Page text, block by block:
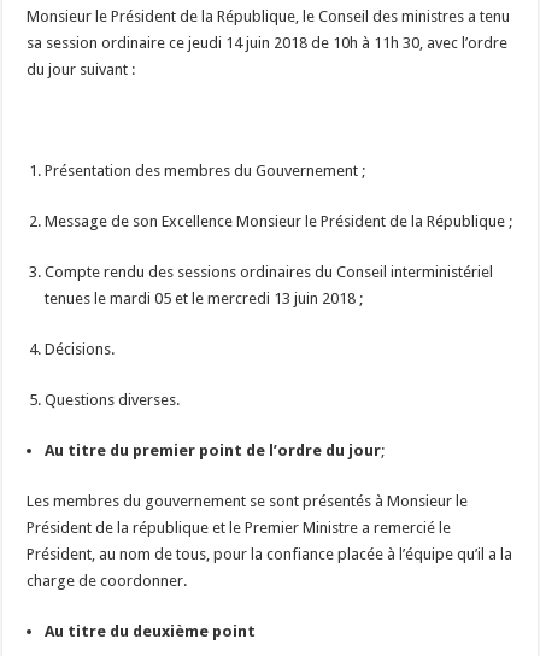
Monsieur le Président de la République, le Conseil des ministres a tenu
sa session ordinaire ce jeudi 14 juin 2018 de 10h à 11h 30, avec l’ordre
du jour suivant :
Présentation des membres du Gouvernement ;
Message de son Excellence Monsieur le Président de la République ;
Compte rendu des sessions ordinaires du Conseil interministériel
tenues le mardi 05 et le mercredi 13 juin 2018 ;
Décisions.
Questions diverses.
Au titre du premier point de l’ordre du jour;
Les membres du gouvernement se sont présentés à Monsieur le
Président de la république et le Premier Ministre a remercié le
Président, au nom de tous, pour la confiance placée à l’équipe qu’il a la
charge de coordonner.
Au titre du deuxième point